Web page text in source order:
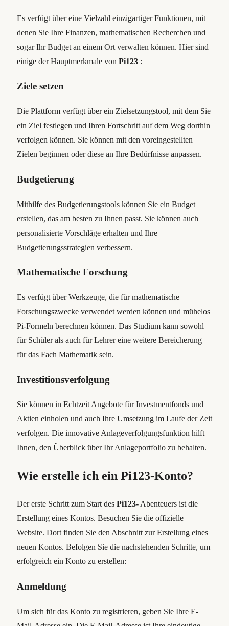
Es verfügt über eine Vielzahl einzigartiger Funktionen, mit
denen Sie Ihre Finanzen, mathematischen Recherchen und
sogar Ihr Budget an einem Ort verwalten können. Hier sind
einige der Hauptmerkmale von Pi123 :
Ziele setzen
Die Plattform verfügt über ein Zielsetzungstool, mit dem Sie
ein Ziel festlegen und Ihren Fortschritt auf dem Weg dorthin
verfolgen können. Sie können mit den voreingestellten
Zielen beginnen oder diese an Ihre Bedürfnisse anpassen.
Budgetierung
Mithilfe des Budgetierungstools können Sie ein Budget
erstellen, das am besten zu Ihnen passt. Sie können auch
personalisierte Vorschläge erhalten und Ihre
Budgetierungsstrategien verbessern.
Mathematische Forschung
Es verfügt über Werkzeuge, die für mathematische
Forschungszwecke verwendet werden können und mühelos
Pi-Formeln berechnen können. Das Studium kann sowohl
für Schüler als auch für Lehrer eine weitere Bereicherung
für das Fach Mathematik sein.
Investitionsverfolgung
Sie können in Echtzeit Angebote für Investmentfonds und
Aktien einholen und auch Ihre Umsetzung im Laufe der Zeit
verfolgen. Die innovative Anlageverfolgungsfunktion hilft
Ihnen, den Überblick über Ihr Anlageportfolio zu behalten.
Wie erstelle ich ein Pi123-Konto?
Der erste Schritt zum Start des Pi123- Abenteuers ist die
Erstellung eines Kontos. Besuchen Sie die offizielle
Website. Dort finden Sie den Abschnitt zur Erstellung eines
neuen Kontos. Befolgen Sie die nachstehenden Schritte, um
erfolgreich ein Konto zu erstellen:
Anmeldung
Um sich für das Konto zu registrieren, geben Sie Ihre E-